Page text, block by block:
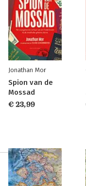
Jonathan Mor
Spion van de
Mossad
€ 23,99